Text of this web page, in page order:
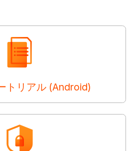
トリアル (Android)